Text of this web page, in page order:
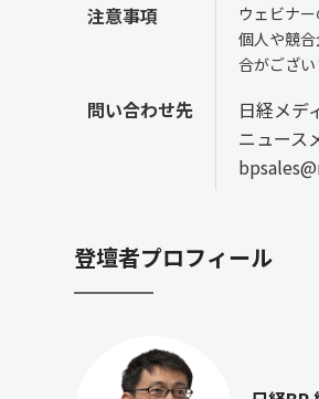
注意事項
ウェビナ
個人や競
合がござい
問い合わせ先
日経メデ
ニュース
登壇者プロフィール